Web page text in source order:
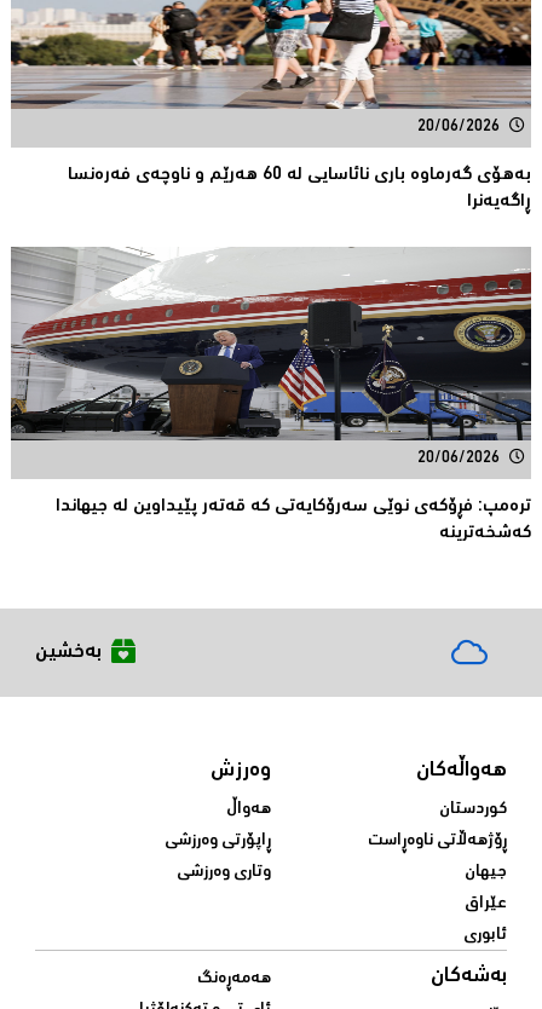
20/06/2026
بەهۆی گەرماوە بارى نائاسایی لە 60 هەرێم و ناوچەى فەرەنسا
ڕاگەیەنرا
20/06/2026
ترەمپ: فڕۆكەی نوێی سەرۆكایەتی کە قەتەر پێیداوین لە جیهاندا
كەشخەترینە
بەخشین
هەواڵەکان
کوردستان
ڕۆژهەڵاتی ناوەڕاست
جیهان
عێراق
ئابوری
وەرزش
هەواڵ
ڕاپۆرتی وەرزشی
وتاری وەرزشی
بەشەکان
هەمەڕەنگ